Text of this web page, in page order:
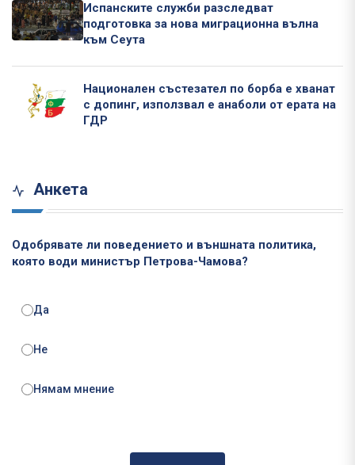
Испанските служби разследват
подготовка за нова миграционна вълна
към Сеута
Национален състезател по борба е хванат
с допинг, използвал е анаболи от ерата на
ГДР
Анкета
Одобрявате ли поведението и външната политика,
която води министър Петрова-Чамова?
Да
Не
Нямам мнение